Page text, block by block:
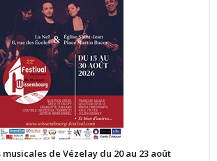
de Vézelay du 20 au 23 août